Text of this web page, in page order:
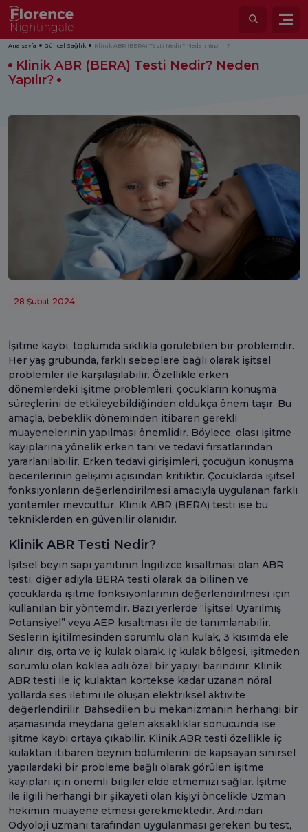
Ana sayfa Güncel Sağlık Klinik ABR (BERA) Testi Nedir? Neden Yapılır?
Klinik ABR (BERA) Testi Nedir? Neden
Yapılır?
28 Şubat 2024
İşitme kaybı, toplumda sıklıkla görülebilen bir problemdir.
Her yaş grubunda, farklı sebeplere bağlı olarak işitsel
problemler ile karşılaşılabilir. Özellikle erken
dönemlerdeki işitme problemleri, çocukların konuşma
süreçlerini de etkileyebildiğinden oldukça önem taşır. Bu
amaçla, bebeklik döneminden itibaren gerekli
muayenelerinin yapılması önemlidir. Böylece, olası işitme
kayıplarına yönelik erken tanı ve tedavi fırsatlarından
yararlanılabilir. Erken tedavi girişimleri, çocuğun konuşma
becerilerinin gelişimi açısından kritiktir. Çocuklarda işitsel
fonksiyonların değerlendirilmesi amacıyla uygulanan farklı
yöntemler mevcuttur. Klinik ABR (BERA) testi ise bu
tekniklerden en güvenilir olanıdır.
Klinik ABR Testi Nedir?
İşitsel beyin sapı yanıtının İngilizce kısaltması olan ABR
testi, diğer adıyla BERA testi olarak da bilinen ve
çocuklarda işitme fonksiyonlarının değerlendirilmesi için
kullanılan bir yöntemdir. Bazı yerlerde “İşitsel Uyarılmış
Potansiyel” veya AEP kısaltması ile de tanımlanabilir.
Seslerin işitilmesinden sorumlu olan kulak, 3 kısımda ele
alınır; dış, orta ve iç kulak olarak. İç kulak bölgesi, işitmeden
sorumlu olan koklea adlı özel bir yapıyı barındırır. Klinik
ABR testi ile iç kulaktan kortekse kadar uzanan nöral
yollarda ses iletimi ile oluşan elektriksel aktivite
değerlendirilir. Bahsedilen bu mekanizmanın herhangi bir
aşamasında meydana gelen aksaklıklar sonucunda ise
işitme kaybı ortaya çıkabilir. Klinik ABR testi özellikle iç
kulaktan itibaren beynin bölümlerini de kapsayan sinirsel
yapılardaki bir probleme bağlı olarak görülen işitme
kayıpları için önemli bilgiler elde etmemizi sağlar. İşitme
ile ilgili herhangi bir şikayeti olan kişiyi öncelikle Uzman
hekimin muayene etmesi gerekmektedir. Ardından
Odyoloji uzmanı tarafından uygulanması gereken bu test,